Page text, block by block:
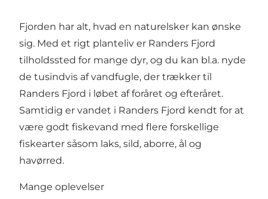
Fjorden har alt, hvad en naturelsker kan ønske
sig. Med et rigt planteliv er Randers Fjord
tilholdssted for mange dyr, og du kan bl.a. nyde
de tusindvis af vandfugle, der trækker til
Randers Fjord i løbet af foråret og efteråret.
Samtidig er vandet i Randers Fjord kendt for at
være godt fiskevand med flere forskellige
fiskearter såsom laks, sild, aborre, ål og
havørred.
Mange oplevelser